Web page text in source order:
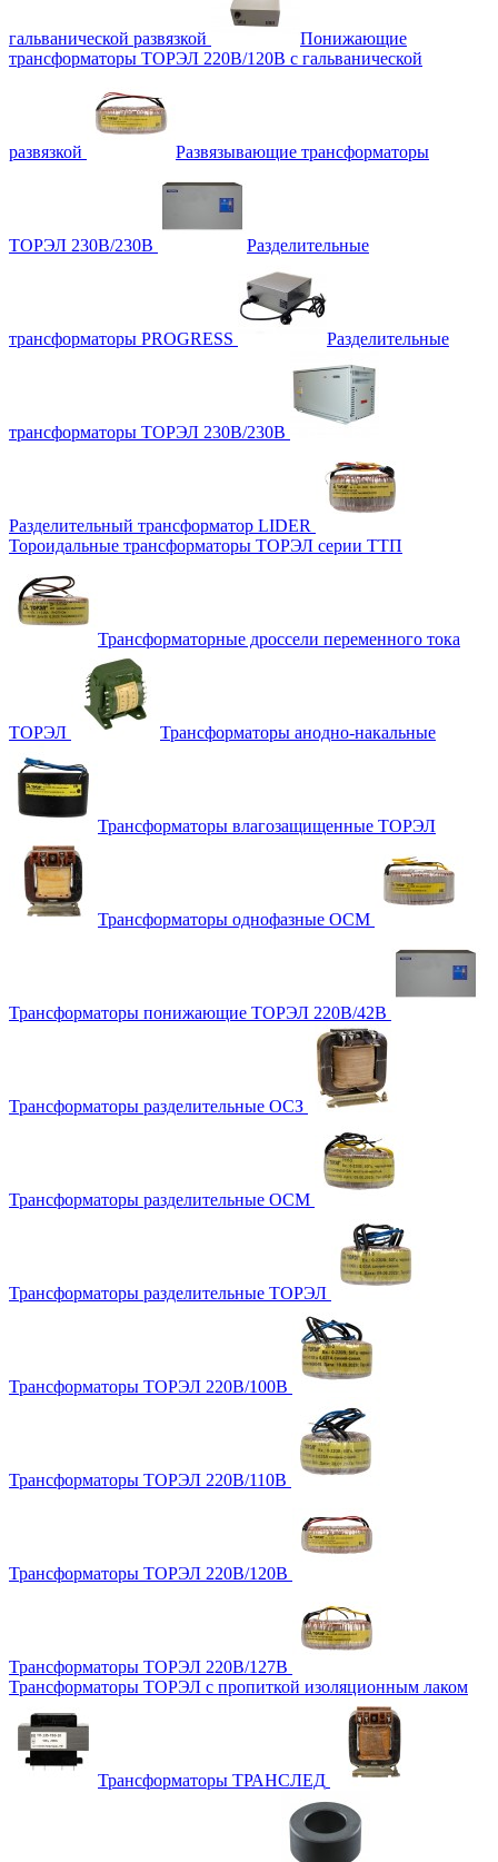
гальванической развязкой
Понижающие
трансформаторы ТОРЭЛ 220В/120В с гальванической
развязкой Развязывающие трансформаторы
ТОРЭЛ 230В/230В Разделительные
трансформаторы PROGRESS Разделительные
трансформаторы ТОРЭЛ 230В/230В
Разделительный трансформатор LIDER
Тороидальные трансформаторы ТОРЭЛ серии ТТП
Трансформаторные дроссели переменного тока
ТОРЭЛ Трансформаторы анодно-накальные
Трансформаторы влагозащищенные ТОРЭЛ
Трансформаторы однофазные ОСМ
Трансформаторы понижающие ТОРЭЛ 220В/42В
Трансформаторы разделительные ОСЗ
Трансформаторы разделительные ОСМ
Трансформаторы разделительные ТОРЭЛ
Трансформаторы ТОРЭЛ 220В/100В
Трансформаторы ТОРЭЛ 220В/110В
Трансформаторы ТОРЭЛ 220В/120В
Трансформаторы ТОРЭЛ 220В/127В
Трансформаторы ТОРЭЛ с пропиткой изоляционным лаком
Трансформаторы ТРАНСЛЕД